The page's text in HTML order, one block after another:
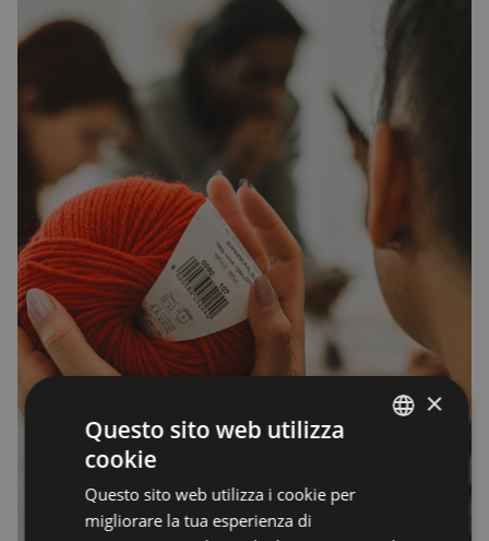
×
Questo sito web utilizza
cookie
Questo sito web utilizza i cookie per
migliorare la tua esperienza di